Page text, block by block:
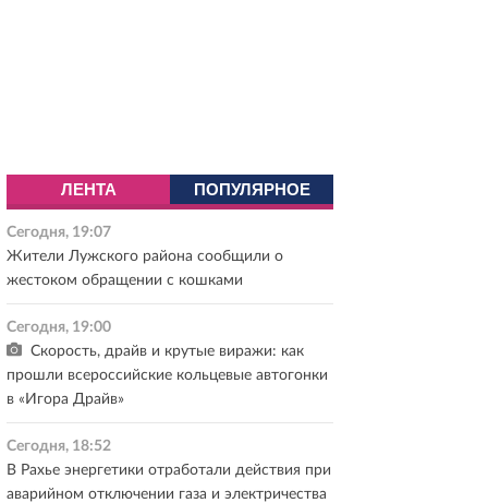
ЛЕНТА ПОПУЛЯРНОЕ
Сегодня, 19:07
Жители Лужского района сообщили о
жестоком обращении с кошками
Сегодня, 19:00
Скорость, драйв и крутые виражи: как
прошли всероссийские кольцевые автогонки
в «Игора Драйв»
Сегодня, 18:52
В Рахье энергетики отработали действия при
аварийном отключении газа и электричества